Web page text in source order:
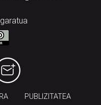
PUBLIZITATEA